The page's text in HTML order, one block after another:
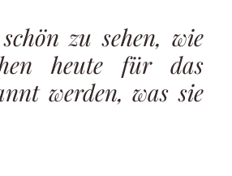
zu sehen, wie
heute für das
werden, was sie